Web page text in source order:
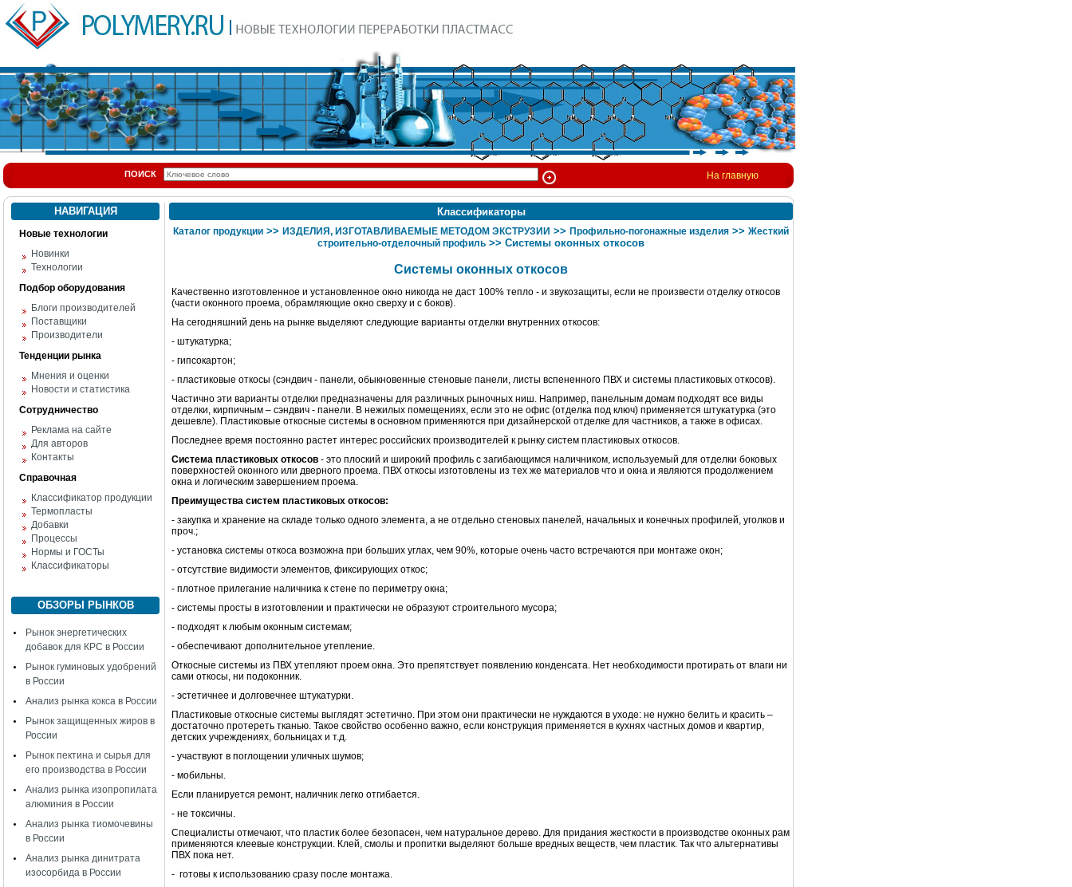
ПОИСК На главную
НАВИГАЦИЯ
Новые технологии
Новинки
Технологии
Подбор оборудования
Блоги производителей
Поставщики
Производители
Тенденции рынка
Мнения и оценки
Новости и статистика
Сотрудничество
Реклама на сайте
Для авторов
Контакты
Справочная
Классификатор продукции
Термопласты
Добавки
Процессы
Нормы и ГОСТы
Классификаторы
ОБЗОРЫ РЫНКОВ
Рынок энергетических
добавок для КРС в России
Рынок гуминовых удобрений
в России
Анализ рынка кокса в России
Рынок защищенных жиров в
России
Рынок пектина и сырья для
его производства в России
Анализ рынка изопропилата
алюминия в России
Анализ рынка тиомочевины
в России
Анализ рынка динитрата
изосорбида в России
Классификаторы
Каталог продукции >> ИЗДЕЛИЯ, ИЗГОТАВЛИВАЕМЫЕ МЕТОДОМ ЭКСТРУЗИИ >> Профильно-погонажные изделия >> Жесткий
строительно-отделочный профиль >> Системы оконных откосов
Системы оконных откосов
Качественно изготовленное и установленное окно никогда не даст 100% тепло - и звукозащиты, если не произвести отделку откосов
(части оконного проема, обрамляющие окно сверху и с боков).
На сегодняшний день на рынке выделяют следующие варианты отделки внутренних откосов:
- штукатурка;
- гипсокартон;
- пластиковые откосы (сэндвич - панели, обыкновенные стеновые панели, листы вспененного ПВХ и системы пластиковых откосов).
Частично эти варианты отделки предназначены для различных рыночных ниш. Например, панельным домам подходят все виды
отделки, кирпичным – сэндвич - панели. В нежилых помещениях, если это не офис (отделка под ключ) применяется штукатурка (это
дешевле). Пластиковые откосные системы в основном применяются при дизайнерской отделке для частников, а также в офисах.
Последнее время постоянно растет интерес российских производителей к рынку систем пластиковых откосов.
Система пластиковых откосов - это плоский и широкий профиль с загибающимся наличником, используемый для отделки боковых
поверхностей оконного или дверного проема. ПВХ откосы изготовлены из тех же материалов что и окна и являются продолжением
окна и логическим завершением проема.
Преимущества систем пластиковых откосов:
- закупка и хранение на складе только одного элемента, а не отдельно стеновых панелей, начальных и конечных профилей, уголков и
проч.;
- установка системы откоса возможна при больших углах, чем 90%, которые очень часто встречаются при монтаже окон;
- отсутствие видимости элементов, фиксирующих откос;
- плотное прилегание наличника к стене по периметру окна;
- системы просты в изготовлении и практически не образуют строительного мусора;
- подходят к любым оконным системам;
- обеспечивают дополнительное утепление.
Откосные системы из ПВХ утепляют проем окна. Это препятствует появлению конденсата. Нет необходимости протирать от влаги ни
сами откосы, ни подоконник.
- эстетичнее и долговечнее штукатурки.
Пластиковые откосные системы выглядят эстетично. При этом они практически не нуждаются в уходе: не нужно белить и красить –
достаточно протереть тканью. Такое свойство особенно важно, если конструкция применяется в кухнях частных домов и квартир,
детских учреждениях, больницах и т.д.
- участвуют в поглощении уличных шумов;
- мобильны.
Если планируется ремонт, наличник легко отгибается.
- не токсичны.
Специалисты отмечают, что пластик более безопасен, чем натуральное дерево. Для придания жесткости в производстве оконных рам
применяются клеевые конструкции. Клей, смолы и пропитки выделяют больше вредных веществ, чем пластик. Так что альтернативы
ПВХ пока нет.
- готовы к использованию сразу после монтажа.